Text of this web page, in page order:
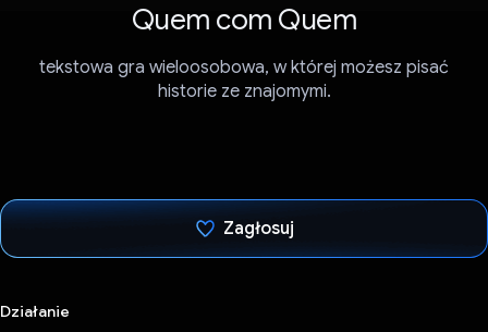
Quem com Quem
tekstowa gra wieloosobowa, w której możesz pisać
historie ze znajomymi.
Zagłosuj
Działanie